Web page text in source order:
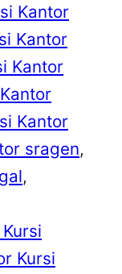
Kantor
Kantor
Kantor
Kantor
sragen
Kursi